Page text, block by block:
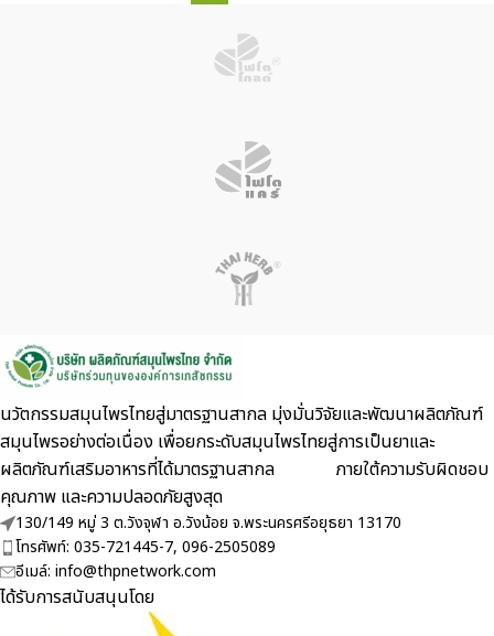
นวัตกรรมสมุนไพรไทยสู่มาตรฐานสากล มุ่งมั่นวิจัยและพัฒนาผลิตภัณฑ์
สมุนไพรอย่างต่อเนื่อง เพื่อยกระดับสมุนไพรไทยสู่การเป็นยาและ
ผลิตภัณฑ์เสริมอาหารที่ได้มาตรฐานสากล ภายใต้ความรับผิดชอบ
คุณภาพ และความปลอดภัยสูงสุด
130/149 หมู่ 3 ต.วังจุฬา อ.วังน้อย จ.พระนครศรีอยุธยา 13170
โทรศัพท์: 035-721445-7, 096-2505089
อีเมล์: info@thpnetwork.com
ได้รับการสนับสนุนโดย